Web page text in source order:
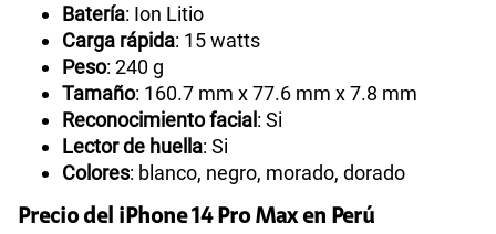
Batería: Ion Litio
Carga rápida: 15 watts
Peso: 240 g
Tamaño: 160.7 mm x 77.6 mm x 7.8 mm
Reconocimiento facial: Si
Lector de huella: Si
Colores: blanco, negro, morado, dorado
Precio del iPhone 14 Pro Max en Perú